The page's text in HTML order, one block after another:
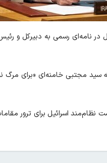
در نامه‌ای رسمی به دبیرکل و
سید مجتبی خامنه‌ای «برای
اسرائیل برای ترور